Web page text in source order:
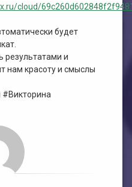
cloud/
будет
результатами и
нам красоту и смыслы